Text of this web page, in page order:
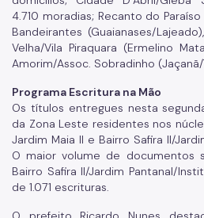
4.710 moradias; Recanto do
Bandeirantes (Guaianases/
Velha/Vila Piraquara (Ermelino
Amorim/Assoc. Sobradinho
Programa Escritura na Mão
Os títulos entregues nesta
da Zona Leste residentes nos
Jardim Maia II e Bairro Safira II/
O maior volume de documentos
Bairro Safira II/Jardim Pantanal/
de 1.071 escrituras.